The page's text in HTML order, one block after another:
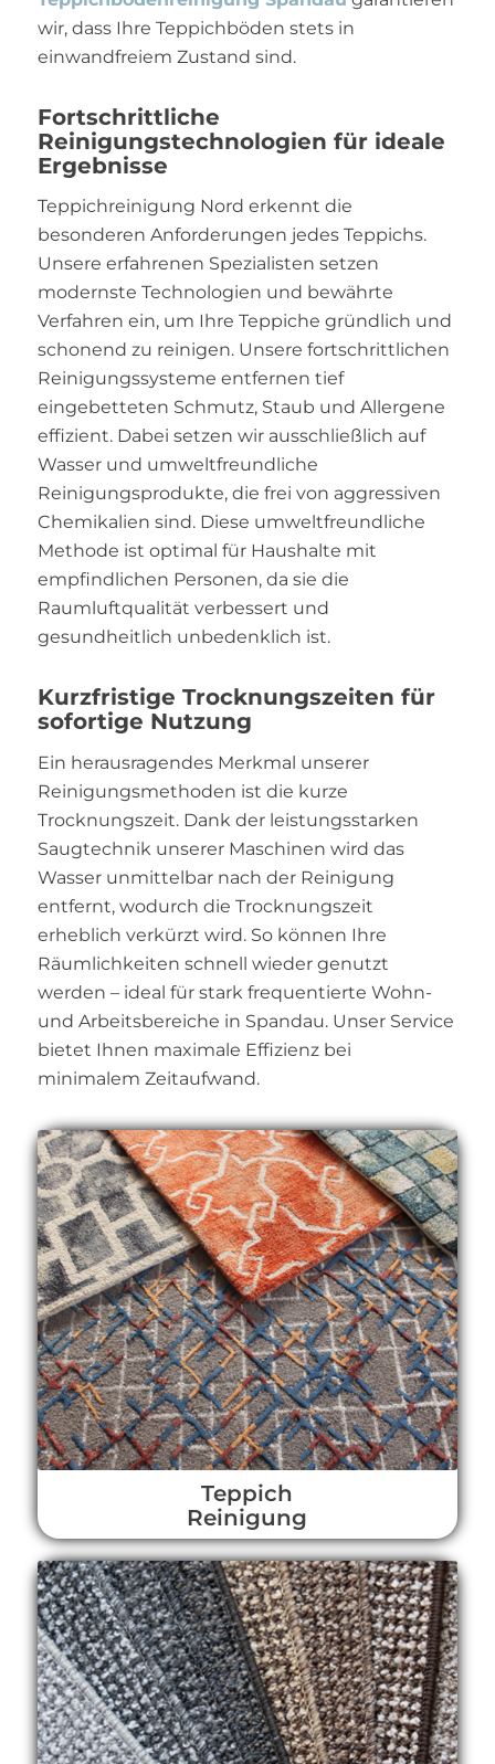
wir, dass Ihre Teppichböden stets in
einwandfreiem Zustand sind.
Fortschrittliche
Reinigungstechnologien für ideale
Ergebnisse
Teppichreinigung Nord erkennt die
besonderen Anforderungen jedes Teppichs.
Unsere erfahrenen Spezialisten setzen
modernste Technologien und bewährte
Verfahren ein, um Ihre Teppiche gründlich und
schonend zu reinigen. Unsere fortschrittlichen
Reinigungssysteme entfernen tief
eingebetteten Schmutz, Staub und Allergene
effizient. Dabei setzen wir ausschließlich auf
Wasser und umweltfreundliche
Reinigungsprodukte, die frei von aggressiven
Chemikalien sind. Diese umweltfreundliche
Methode ist optimal für Haushalte mit
empfindlichen Personen, da sie die
Raumluftqualität verbessert und
gesundheitlich unbedenklich ist.
Kurzfristige Trocknungszeiten für
sofortige Nutzung
Ein herausragendes Merkmal unserer
Reinigungsmethoden ist die kurze
Trocknungszeit. Dank der leistungsstarken
Saugtechnik unserer Maschinen wird das
Wasser unmittelbar nach der Reinigung
entfernt, wodurch die Trocknungszeit
erheblich verkürzt wird. So können Ihre
Räumlichkeiten schnell wieder genutzt
werden – ideal für stark frequentierte Wohn-
und Arbeitsbereiche in Spandau. Unser Service
bietet Ihnen maximale Effizienz bei
minimalem Zeitaufwand.
Teppich
Reinigung